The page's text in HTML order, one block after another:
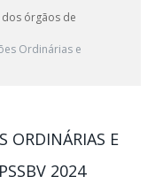
dos órgãos de
Ordinárias e
ORDINÁRIAS E
2024